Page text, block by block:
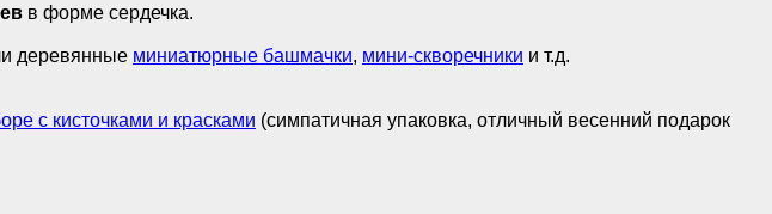
в форме сердечка.
деревянные миниатюрные башмачки, мини-скворечники и т.д.
с кисточками и красками (симпатичная упаковка, отличный весенний подарок